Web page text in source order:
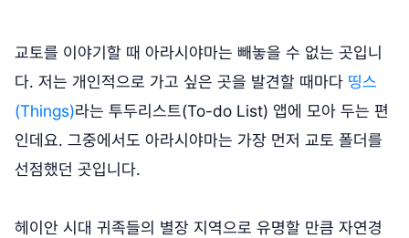
교토를 이야기할 때 아라시야마는 빼놓을 수 없는 곳입니
다. 저는 개인적으로 가고 싶은 곳을 발견할 때마다 띵스
(Things)라는 투두리스트(To-do List) 앱에 모아 두는 편
인데요. 그중에서도 아라시야마는 가장 먼저 교토 폴더를
선점했던 곳입니다.
헤이안 시대 귀족들의 별장 지역으로 유명할 만큼 자연경